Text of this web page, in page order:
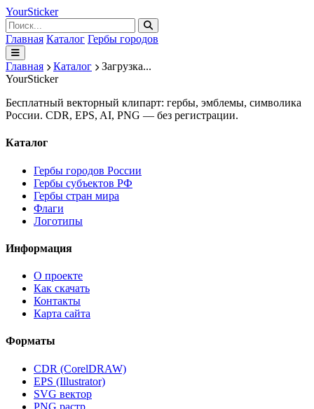
YourSticker
Главная Каталог Гербы городов
Главная Каталог
Загрузка...
YourSticker
Бесплатный векторный клипарт: гербы, эмблемы, символика
России. CDR, EPS, AI, PNG — без регистрации.
Каталог
Гербы городов России
Гербы субъектов РФ
Гербы стран мира
Флаги
Логотипы
Информация
О проекте
Как скачать
Контакты
Карта сайта
Форматы
CDR (CorelDRAW)
EPS (Illustrator)
SVG вектор
PNG растр